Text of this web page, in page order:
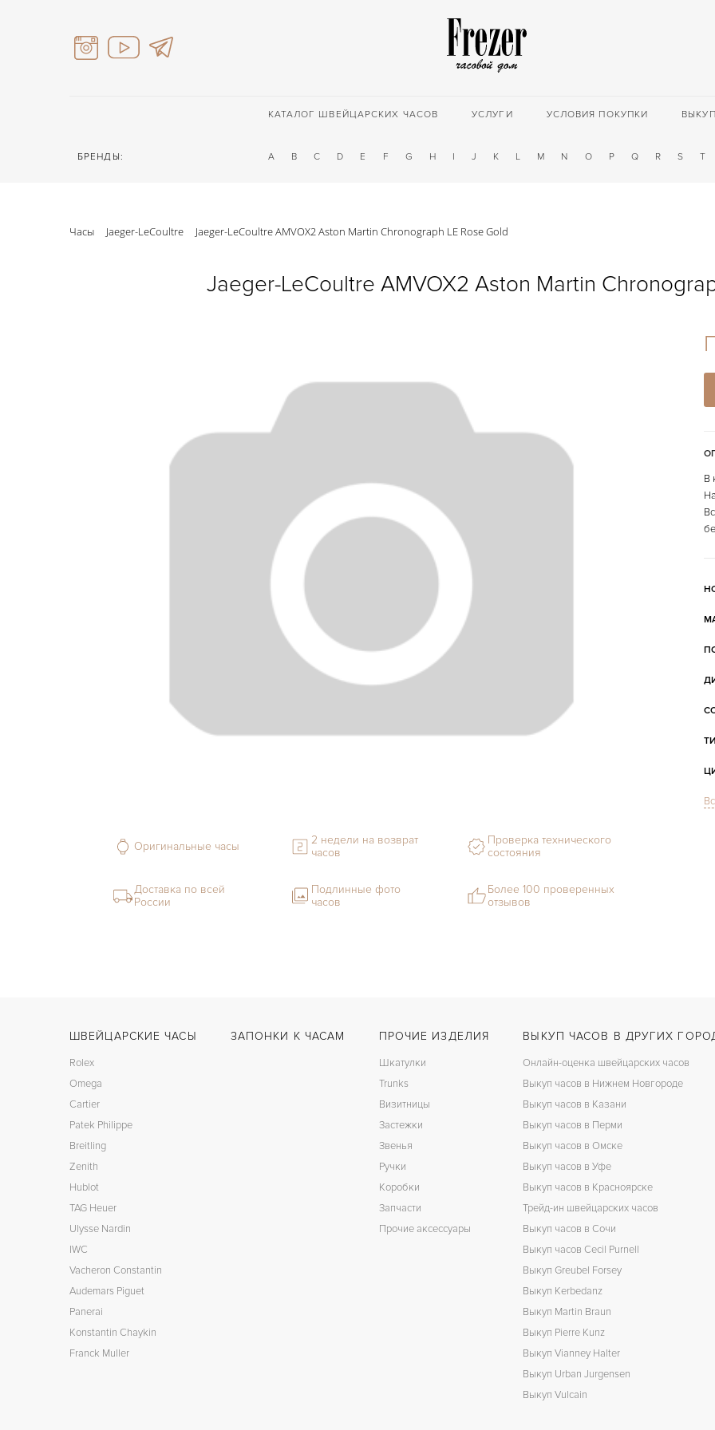
КАТАЛОГ ШВЕЙЦАРСКИХ ЧАСОВ УСЛУГИ УСЛОВИЯ ПОКУПКИ ВЫКУП
БРЕНДЫ: A B C D E F G H I J K L M N O P Q R S T
Часы Jaeger-LeCoultre Jaeger-LeCoultre AMVOX2 Aston Martin Chronograph LE Rose Gold
Jaeger-LeCoultre AMVOX2 Aston Martin
В
Оригинальные часы
2 недели на возврат
часов
Проверка технического
состояния
Доставка по всей
России
Подлинные фото
часов
Более 100 проверенных
отзывов
ШВЕЙЦАРСКИЕ ЧАСЫ
Rolex
Omega
Cartier
Patek Philippe
Breitling
Zenith
Hublot
TAG Heuer
Ulysse Nardin
IWC
Vacheron Constantin
Audemars Piguet
Panerai
Konstantin Chaykin
Franck Muller
ЗАПОНКИ К ЧАСАМ ПРОЧИЕ ИЗДЕЛИЯ
Шкатулки
Trunks
Визитницы
Застежки
Звенья
Ручки
Коробки
Запчасти
Прочие аксессуары
ВЫКУП ЧАСОВ В ДРУГИХ
Онлайн-оценка швейцарских часов
Выкуп часов в Нижнем Новгороде
Выкуп часов в Казани
Выкуп часов в Перми
Выкуп часов в Омске
Выкуп часов в Уфе
Выкуп часов в Красноярске
Трейд-ин швейцарских часов
Выкуп часов в Сочи
Выкуп часов Cecil Purnell
Выкуп Greubel Forsey
Выкуп Kerbedanz
Выкуп Martin Braun
Выкуп Pierre Kunz
Выкуп Vianney Halter
Выкуп Urban Jurgensen
Выкуп Vulcain